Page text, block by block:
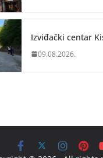
Izviđački centar
09.08.2026.